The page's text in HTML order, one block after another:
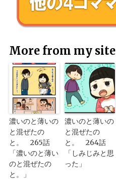
More from my site
濃いのと薄いの
と混ぜたの
と。 265話
「濃いのと薄い
のと混ぜたの
と。」
濃いのと薄いの
と混ぜたの
と。 264話
「しみじみと思
った」